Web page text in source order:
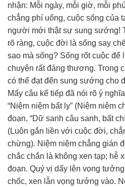
nhận: Mỗi ngày, mỗi giờ, mỗi
chẳng phí uổng, cuộc sống của
người mới thật sự sung sướng!
rõ ràng, cuộc đời là sống say
sao mà sống? Sống rốt cuộc để
chuyện rất đáng thương. Trong
có thể đạt đến sung sướng cho
Mấy câu kế tiếp đã nói rõ ý
“Niệm niệm bất ly” (Niệm niệm
đoạn. “Dữ sanh câu sanh, bất
(Luôn gắn liền với cuộc đời,
chừng). Niệm niệm chẳng gián
chắc chắn là không xen tạp; hễ
đoạn. Quý vị dấy lên vọng
chốc, xen lẫn vọng tưởng vào.